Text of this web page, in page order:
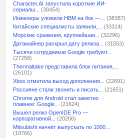
Character.AI запустила короткие ИИ-
сериалы...
(38454)
Инженеры уложили HBM на бок —...
(38387)
Китайские специалисты заявили,...
(33314)
Морские сражения, крупнейшая...
(32296)
Датамайнер раскрыл дату релиза...
(31553)
Тысячи сотрудников Google требуют...
(27258)
Thermaltake представила блок питания,...
(26101)
Xbox отметила выход дополнения...
(22691)
Россияне стали звонить и писать...
(21651)
Chrome для Android стал заметно
плавнее: Google...
(21624)
Вышел релиз OpenIDE Pro —
корпоративной...
(20206)
Mitsubishi начнёт выпускать по 1000...
(19766)